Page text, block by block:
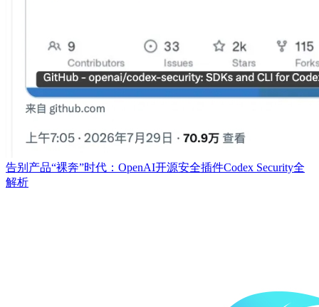
告别产品“裸奔”时代：OpenAI开源安全插件Codex Security全
解析